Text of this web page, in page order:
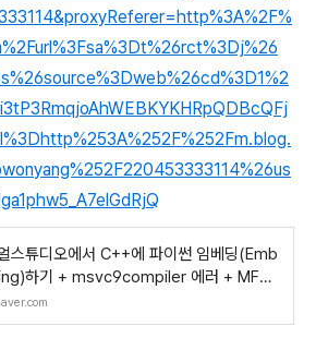
스튜디오에서 C++에 파이썬 임베딩(Emb
하기 + msvc9compiler 에러 + MFC